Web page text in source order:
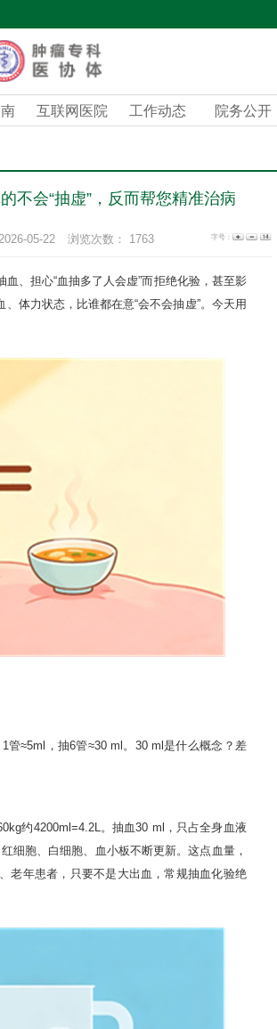
互联网医院 工作动态 院务公开
不会“抽虚”，反而帮您精准治病
05-22 浏览次数： 1763 字号：
、担心“血抽多了人会虚”而拒绝化验，甚至影
体力状态，比谁都在意“会不会抽虚”。今天用
管≈5ml，抽6管≈30 ml。30 ml是什么概念？差
约4200ml=4.2L。抽血30 ml，只占全身血液
细胞、白细胞、血小板不断更新。这点血量，
老年患者，只要不是大出血，常规抽血化验绝